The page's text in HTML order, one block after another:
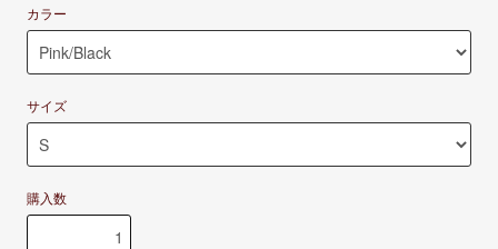
カラー
サイズ
購入数